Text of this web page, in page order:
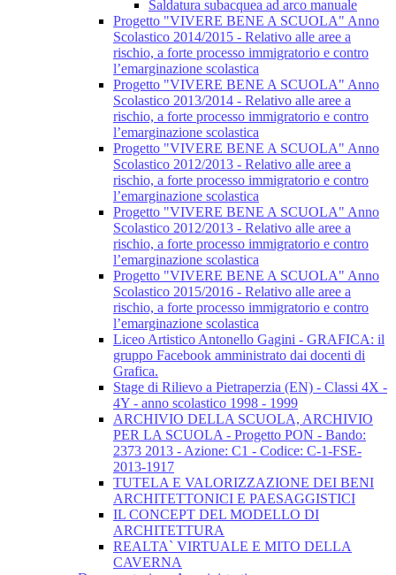
Saldatura subacquea ad arco manuale
Progetto "VIVERE BENE A SCUOLA" Anno
Scolastico 2014/2015 - Relativo alle aree a
rischio, a forte processo immigratorio e contro
l’emarginazione scolastica
Progetto "VIVERE BENE A SCUOLA" Anno
Scolastico 2013/2014 - Relativo alle aree a
rischio, a forte processo immigratorio e contro
l’emarginazione scolastica
Progetto "VIVERE BENE A SCUOLA" Anno
Scolastico 2012/2013 - Relativo alle aree a
rischio, a forte processo immigratorio e contro
l’emarginazione scolastica
Progetto "VIVERE BENE A SCUOLA" Anno
Scolastico 2012/2013 - Relativo alle aree a
rischio, a forte processo immigratorio e contro
l’emarginazione scolastica
Progetto "VIVERE BENE A SCUOLA" Anno
Scolastico 2015/2016 - Relativo alle aree a
rischio, a forte processo immigratorio e contro
l’emarginazione scolastica
Liceo Artistico Antonello Gagini - GRAFICA: il
gruppo Facebook amministrato dai docenti di
Grafica.
Stage di Rilievo a Pietraperzia (EN) - Classi 4X -
4Y - anno scolastico 1998 - 1999
ARCHIVIO DELLA SCUOLA, ARCHIVIO
PER LA SCUOLA - Progetto PON - Bando:
2373 2013 - Azione: C1 - Codice: C-1-FSE-
2013-1917
TUTELA E VALORIZZAZIONE DEI BENI
ARCHITETTONICI E PAESAGGISTICI
IL CONCEPT DEL MODELLO DI
ARCHITETTURA
REALTA` VIRTUALE E MITO DELLA
CAVERNA